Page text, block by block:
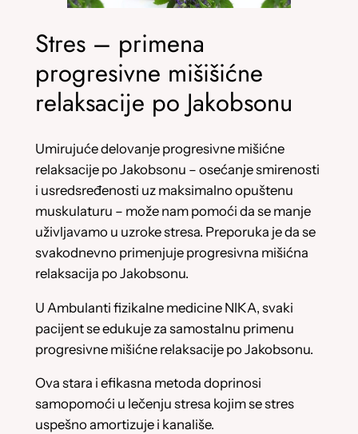
Stres – primena
progresivne mišišićne
relaksacije po Jakobsonu
Umirujuće delovanje progresivne mišićne
relaksacije po Jakobsonu – osećanje smirenosti
i usredsređenosti uz maksimalno opuštenu
muskulaturu – može nam pomoći da se manje
uživljavamo u uzroke stresa. Preporuka je da se
svakodnevno primenjuje progresivna mišićna
relaksacija po Jakobsonu.
U Ambulanti fizikalne medicine NIKA, svaki
pacijent se edukuje za samostalnu primenu
progresivne mišićne relaksacije po Jakobsonu.
Ova stara i efikasna metoda doprinosi
samopomoći u lečenju stresa kojim se stres
uspešno amortizuje i kanališe.